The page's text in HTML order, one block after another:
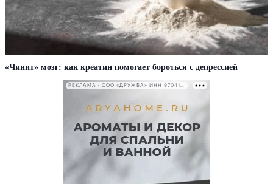
«Чинит» мозг: как креатин помогает бороться с депрессией
РЕКЛАМА • ООО «ДРУЖБА» ИНН 9704146411